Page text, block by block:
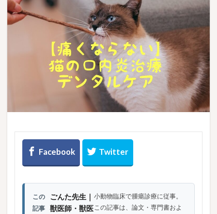
この
記事
ごんた先生｜
獣医師・獣医
小動物臨床で腫瘍診療に従事。
この記事は、論文・専門書およ